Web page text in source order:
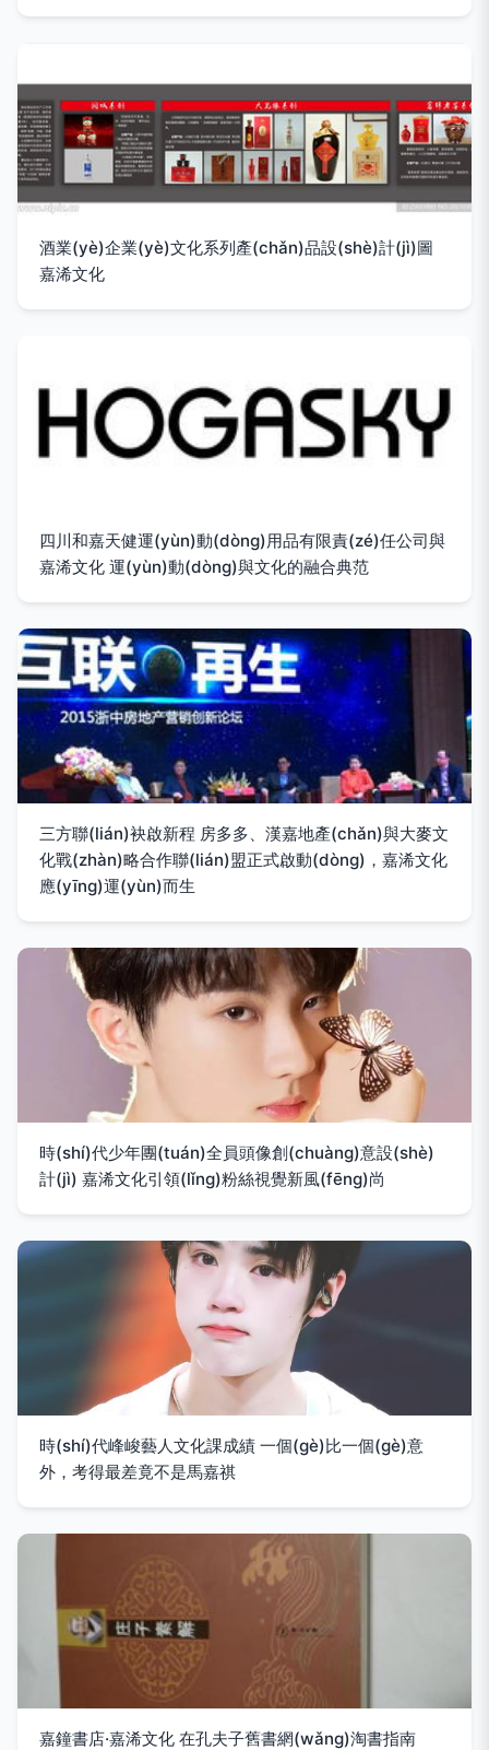
酒業(yè)企業(yè)文化系列產(chǎn)品設(shè)計(jì)圖
嘉浠文化
四川和嘉天健運(yùn)動(dòng)用品有限責(zé)任公司與
嘉浠文化 運(yùn)動(dòng)與文化的融合典范
三方聯(lián)袂啟新程 房多多、漢嘉地產(chǎn)與大麥文
化戰(zhàn)略合作聯(lián)盟正式啟動(dòng)，嘉浠文化
應(yīng)運(yùn)而生
時(shí)代少年團(tuán)全員頭像創(chuàng)意設(shè)
計(jì) 嘉浠文化引領(lǐng)粉絲視覺新風(fēng)尚
時(shí)代峰峻藝人文化課成績 一個(gè)比一個(gè)意
外，考得最差竟不是馬嘉祺
嘉鐘書店·嘉浠文化 在孔夫子舊書網(wǎng)淘書指南